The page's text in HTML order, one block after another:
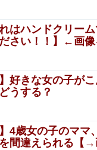
砕の意義って
しぶりにセクシー
ロシアが山賊の真似
車とかってところが
合が原因で交通事
はハンドクリー
さい！！】←画像
】好きな女の子が
うする？
】4歳女の子のママ
間違えられる【→